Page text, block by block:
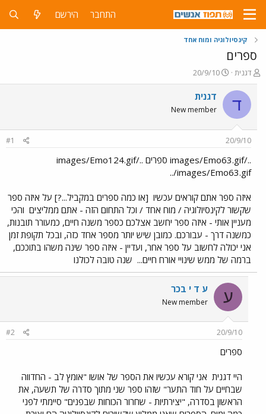
התחבר הירשם
קינסיולוגיה ומוח אחד
ספרים
פ
ו
ת
ח
ה
ו
ש
דגנית
פ
ו
ר
ך
20/9/10
ד דגנית
New member
20/9/10
#1
../images/Emo63.gif ספרים ../images/Emo124.gif
../images/Emo63.gif
איזה ספר אתם קוראים עכשיו [או כמה ספרים במקביל...?] על איזה ספר
שקשור לקינסיולוגיה / מוח אחד / וכל התחום הזה - אתם ממליצים והכי
מעניין אותי - איזה ספר יחשב אצלכם כספר משנה חיים, כמעורר תובנות,
כמשנה דרך - עבורכם. כמובן שיש יותר מספר אחד כזה, ובכל תקופת זמן
אני יכולה לחשוב על ספר אחר, ועדיין - איזה ספר שינה משהו בתוככם,
ברמה של ממש שינויי אורח חיים... שנה טובה לכולנו
ע ע ד י בכר
New member
20/9/10
#2
ספרים
היי דגנית אני קורא עכשיו את הספר של אושו "אומץ לב - החדווה
שבחיים על חוד התער" שזהו ספר שני מתוך סדרה של תשעה, את
הראשון בסדרה, "יצירתיות - שחרור הכוחות שבפנים" סיימתי לפני